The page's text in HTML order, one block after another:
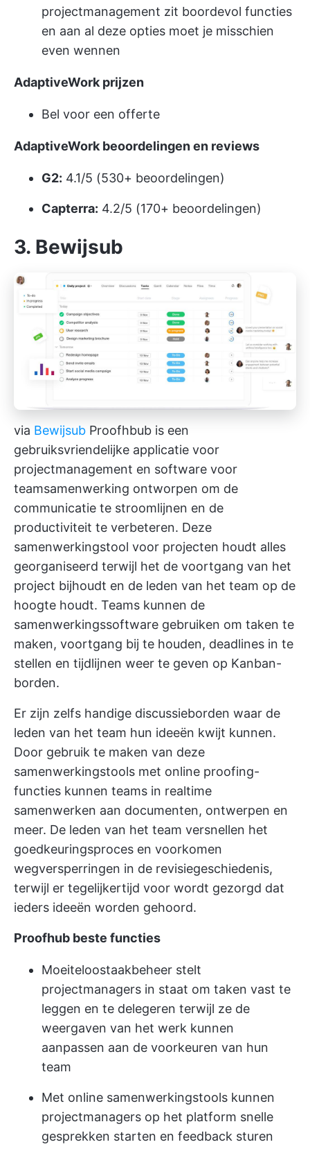
projectmanagement zit boordevol functies
en aan al deze opties moet je misschien
even wennen
AdaptiveWork prijzen
Bel voor een offerte
AdaptiveWork beoordelingen en reviews
G2: 4.1/5 (530+ beoordelingen)
Capterra: 4.2/5 (170+ beoordelingen)
3. Bewijsub
via Bewijsub Proofhbub is een
gebruiksvriendelijke applicatie voor
projectmanagement en software voor
teamsamenwerking ontworpen om de
communicatie te stroomlijnen en de
productiviteit te verbeteren. Deze
samenwerkingstool voor projecten houdt alles
georganiseerd terwijl het de voortgang van het
project bijhoudt en de leden van het team op de
hoogte houdt. Teams kunnen de
samenwerkingssoftware gebruiken om taken te
maken, voortgang bij te houden, deadlines in te
stellen en tijdlijnen weer te geven op Kanban-
borden.
Er zijn zelfs handige discussieborden waar de
leden van het team hun ideeën kwijt kunnen.
Door gebruik te maken van deze
samenwerkingstools met online proofing-
functies kunnen teams in realtime
samenwerken aan documenten, ontwerpen en
meer. De leden van het team versnellen het
goedkeuringsproces en voorkomen
wegversperringen in de revisiegeschiedenis,
terwijl er tegelijkertijd voor wordt gezorgd dat
ieders ideeën worden gehoord.
Proofhub beste functies
Moeiteloostaakbeheer stelt
projectmanagers in staat om taken vast te
leggen en te delegeren terwijl ze de
weergaven van het werk kunnen
aanpassen aan de voorkeuren van hun
team
Met online samenwerkingstools kunnen
projectmanagers op het platform snelle
gesprekken starten en feedback sturen